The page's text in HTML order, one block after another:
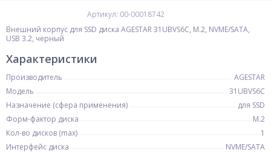
Артикул: 00-00018742
Внешний корпус для SSD диска AGESTAR 31UBVS6C, M.2, NVME/SATA,
USB 3.2, черный
Характеристики
Производитель
AGESTAR
Модель
31UBVS6C
Назначение (сфера применения)
для SSD
Форм-фактор диска
M.2
Кол-во дисков (max)
1
Интерфейс диска
NVME/SATA